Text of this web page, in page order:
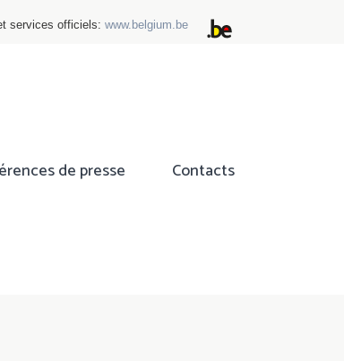
services officiels: www.belgium.be
de presse Contacts